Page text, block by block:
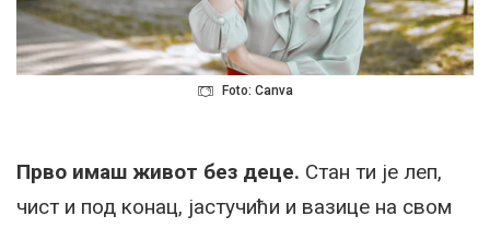
Foto: Canva
Прво имаш живот без деце. Стан ти је леп,
чист и под конац, јастучићи и вазице на свом